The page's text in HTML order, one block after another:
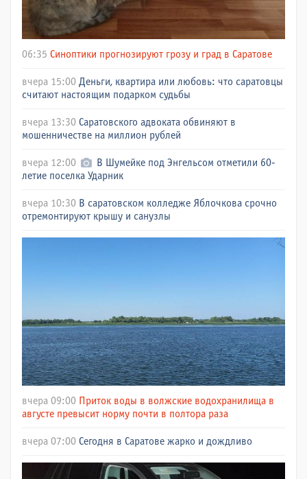
06:35 Синоптики прогнозируют грозу и град в Саратове
вчера 15:00 Деньги, квартира или любовь: что саратовцы
считают настоящим подарком судьбы
вчера 13:30 Саратовского адвоката обвиняют в
мошенничестве на миллион рублей
вчера 12:00
В Шумейке под Энгельсом отметили 60-
летие поселка Ударник
вчера 10:30 В саратовском колледже Яблочкова срочно
отремонтируют крышу и санузлы
вчера 09:00 Приток воды в волжские водохранилища в
августе превысит норму почти в полтора раза
вчера 07:00 Сегодня в Саратове жарко и дождливо